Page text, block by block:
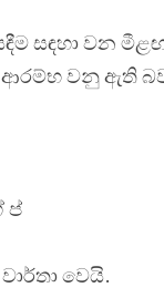
සඳහා වන
වනු ඇති
ප්
වෙයි.